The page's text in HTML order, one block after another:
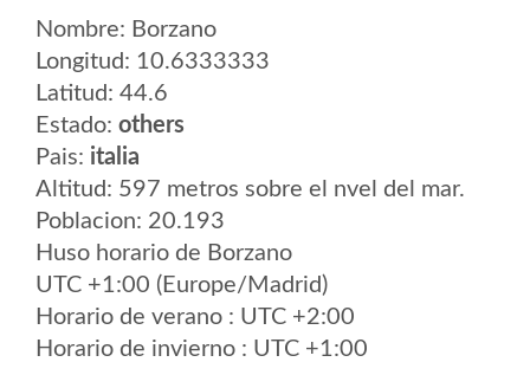
Nombre: Borzano
Longitud: 10.6333333
Latitud: 44.6
Estado: others
Pais: italia
Altitud: 597 metros sobre el nvel del mar.
Poblacion: 20.193
Huso horario de Borzano
UTC +1:00 (Europe/Madrid)
Horario de verano : UTC +2:00
Horario de invierno : UTC +1:00